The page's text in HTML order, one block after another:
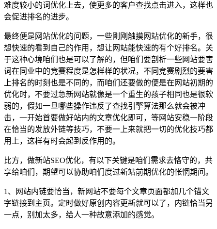
难度较小的词优化上去，使更多的客户查找点击进入，这样也
会促进排名的进步。
最终便是网站优化的问题，一些刚刚触摸网站优化的新手，很
想快速的看到自己的作用，想让网站能快速的有个好排名。关
于这种心境咱们也是可以了解的，但咱们要剖析一些网站要害
词在同业中的竞赛程度是怎样样的状况，不同竞赛剧烈的要害
上排名的时刻也是不同的，而咱们还要做的便是在网站初期的
优化时，不要过急新网站就像是一个重生的孩子相同也是很软
弱的，假如一旦哪些操作违反了查找引擎算法那么就会被冲
击，一开始首要做好站内的文章优化即可，等网站安稳一阶段
在恰当的发放外链等技巧，不要一上来就把一切的优化技巧都
用上，这样有时会起到反作用的。
比方，做新站SEO优化，有以下关键是咱们需求去恪守的，共
享给咱们，期望可以协助咱们度过新站前期优化的怅惘期间。
1、网站内链要恰当，新网站不要每个文章页面都加几个锚文
字链接到主页。定时做好原创内容更新就可以了，内链恰当另
一点，别加太多，给人一种故意添加的感觉。